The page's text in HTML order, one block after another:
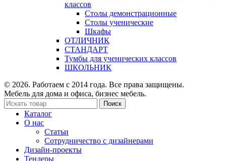
классов
Столы демонстрационные
Столы ученические
Шкафы
ОТЛИЧНИК
СТАНДАРТ
Тумбы для ученических классов
ШКОЛЬНИК
© 2026. Работаем с 2014 года. Все права защищены.
Мебель для дома и офиса, бизнес мебель.
Поиск
Каталог
О нас
Статьи
Сотрудничество с дизайнерами
Дизайн-проекты
Тендеры